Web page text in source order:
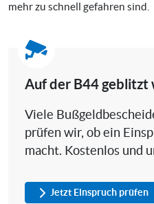
mehr zu schnell gefahren sind.
Auf der B44 geblitzt
Viele
prüfen wir, ob ein
macht. Kostenlos und
Jetzt Einspruch prüfen